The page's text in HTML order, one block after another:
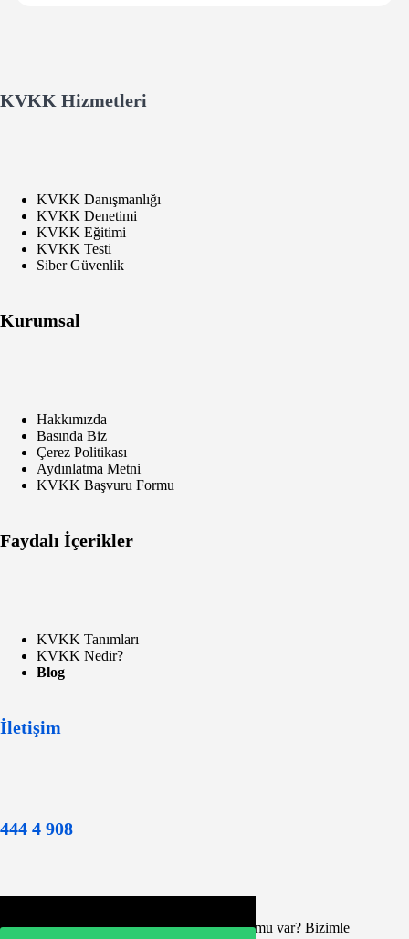
KVKK Hizmetleri
KVKK Danışmanlığı
KVKK Denetimi
KVKK Eğitimi
KVKK Testi
Siber Güvenlik
Kurumsal
Hakkımızda
Basında Biz
Çerez Politikası
Aydınlatma Metni
KVKK Başvuru Formu
Faydalı İçerikler
KVKK Tanımları
KVKK Nedir?
Blog
İletişim
444 4 908
Yardıma mı ihtiyacınız var veya bir sorunuz mu var? Bizimle